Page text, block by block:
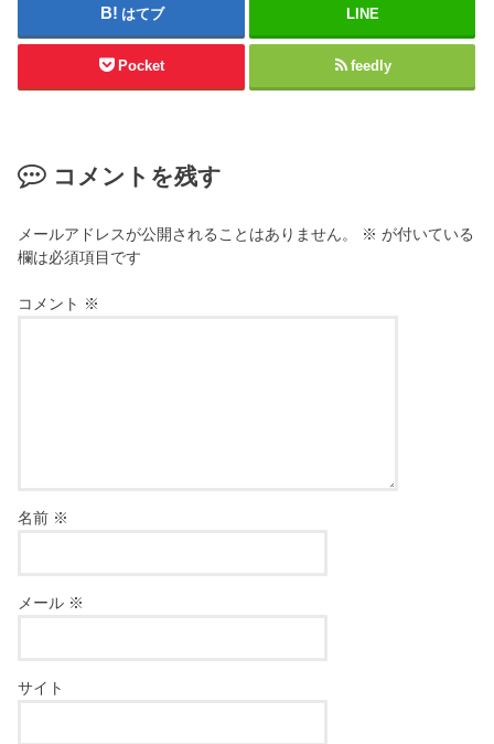
はてブ LINE
Pocket feedly
コメントを残す
メールアドレスが公開されることはありません。 ※ が付いている
欄は必須項目です
コメント ※
名前 ※
メール ※
サイト